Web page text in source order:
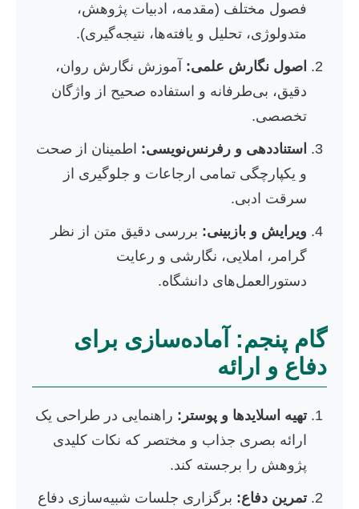
فصول مختلف (مقدمه، ادبیات پژوهش،
متدولوژی، تحلیل و یافته‌ها، نتیجه‌گیری).
اصول نگارش علمی: آموزش نگارش روان،
دقیق، بی‌طرفانه و استفاده صحیح از واژگان
تخصصی.
استناددهی و رفرنس‌نویسی: اطمینان از صحت
و یکپارچگی تمامی ارجاعات و جلوگیری از
سرقت ادبی.
ویرایش و بازبینی: بررسی دقیق متن از نظر
گرامر، املایی، نگارشی و رعایت
دستورالعمل‌های دانشگاه.
گام پنجم: آماده‌سازی برای
دفاع و ارائه
تهیه اسلایدها و پوستر: راهنمایی در طراحی یک
ارائه بصری جذاب و مختصر که نکات کلیدی
پژوهش را برجسته کند.
تمرین دفاع: برگزاری جلسات شبیه‌سازی دفاع